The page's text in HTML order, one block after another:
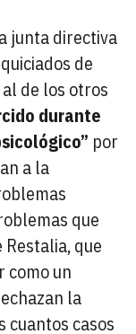
junta directiva
de
de los otros
durante
por
a la
que
que
como un
la
cuantos casos